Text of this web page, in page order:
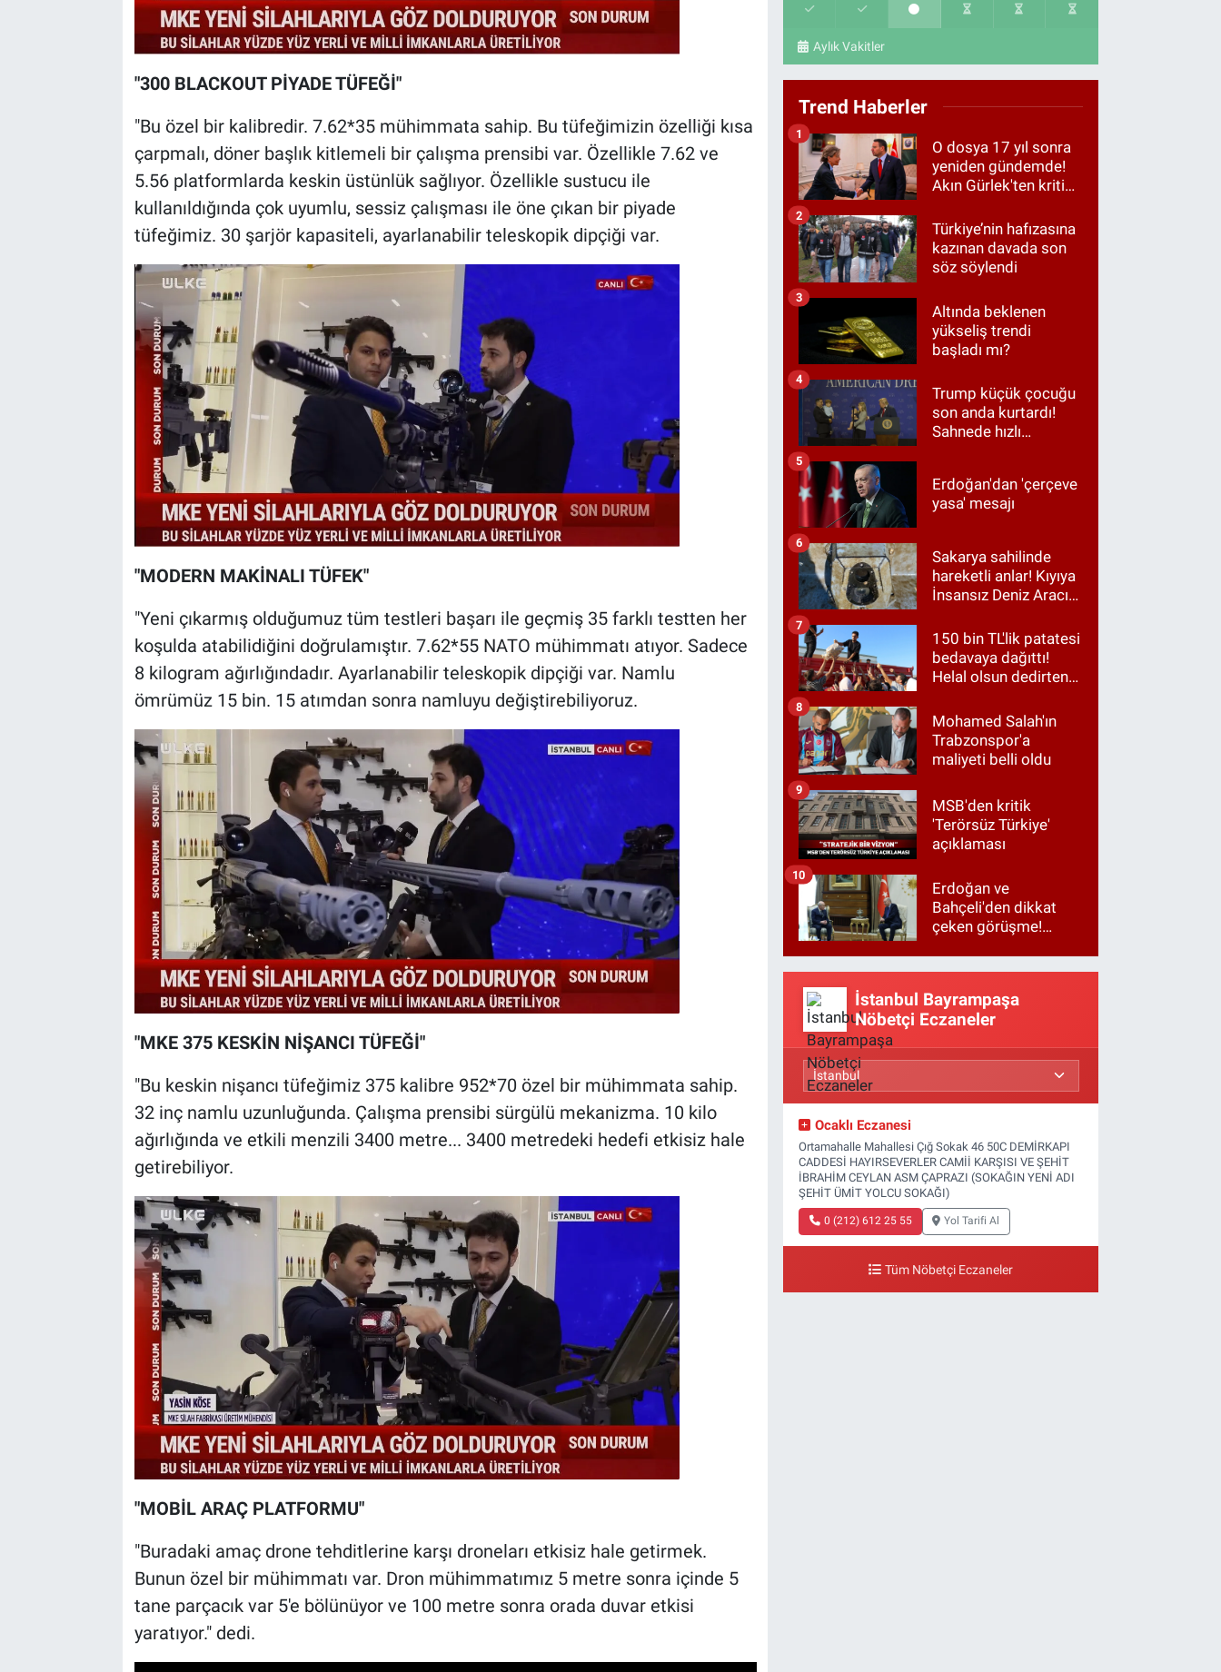
"300 BLACKOUT PİYADE TÜFEĞİ"
"Bu özel bir kalibredir. 7.62*35 mühimmata sahip. Bu tüfeğimizin özelliği kısa
çarpmalı, döner başlık kitlemeli bir çalışma prensibi var. Özellikle 7.62 ve
5.56 platformlarda keskin üstünlük sağlıyor. Özellikle sustucu ile
kullanıldığında çok uyumlu, sessiz çalışması ile öne çıkan bir piyade
tüfeğimiz. 30 şarjör kapasiteli, ayarlanabilir teleskopik dipçiği var.
"MODERN MAKİNALI TÜFEK"
"Yeni çıkarmış olduğumuz tüm testleri başarı ile geçmiş 35 farklı testten her
koşulda atabilidiğini doğrulamıştır. 7.62*55 NATO mühimmatı atıyor. Sadece
8 kilogram ağırlığındadır. Ayarlanabilir teleskopik dipçiği var. Namlu
ömrümüz 15 bin. 15 atımdan sonra namluyu değiştirebiliyoruz.
"MKE 375 KESKİN NİŞANCI TÜFEĞİ"
"Bu keskin nişancı tüfeğimiz 375 kalibre 952*70 özel bir mühimmata sahip.
32 inç namlu uzunluğunda. Çalışma prensibi sürgülü mekanizma. 10 kilo
ağırlığında ve etkili menzili 3400 metre... 3400 metredeki hedefi etkisiz hale
getirebiliyor.
"MOBİL ARAÇ PLATFORMU"
"Buradaki amaç drone tehditlerine karşı droneları etkisiz hale getirmek.
Bunun özel bir mühimmatı var. Dron mühimmatımız 5 metre sonra içinde 5
tane parçacık var 5'e bölünüyor ve 100 metre sonra orada duvar etkisi
yaratıyor." dedi.
Aylık Vakitler
Trend Haberler
O dosya 17 yıl sonra
yeniden gündemde!
Akın Gürlek'ten kritik
1
Türkiye’nin hafızasına
kazınan davada son
söz söylendi
2
Altında beklenen
yükseliş trendi
başladı mı?
3
Trump küçük çocuğu
son anda kurtardı!
Sahnede hızlı
4
Erdoğan'dan 'çerçeve
yasa' mesajı
5
Sakarya sahilinde
hareketli anlar! Kıyıya
İnsansız Deniz Aracı
6
150 bin TL'lik patatesi
bedavaya dağıttı!
Helal olsun dedirten
7
Mohamed Salah'ın
Trabzonspor'a
maliyeti belli oldu
8
MSB'den kritik
'Terörsüz Türkiye'
açıklaması
9
Erdoğan ve
Bahçeli'den dikkat
çeken görüşme!
10
İstanbul Bayrampaşa
Nöbetçi Eczaneler
Ocaklı Eczanesi
Ortamahalle Mahallesi Çığ Sokak 46 50C DEMİRKAPI
CADDESİ HAYIRSEVERLER CAMİİ KARŞISI VE ŞEHİT
İBRAHİM CEYLAN ASM ÇAPRAZI (SOKAĞIN YENİ ADI
ŞEHİT ÜMİT YOLCU SOKAĞI)
0 (212) 612 25 55 Yol Tarifi Al
Tüm Nöbetçi Eczaneler